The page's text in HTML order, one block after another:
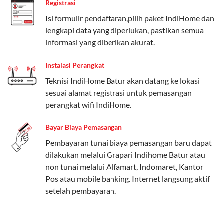
Paket Easy cocok untuk kebutuhan dasar, Paket
Complete untuk yang menginginkan fitur lengkap,
dan Paket Dynamic IP untuk pengguna yang
memprioritaskan kecepatan internet tinggi.
Paket Telkomsel One dengan Kuota Keluarga
Salah satu fitur unggulan Telkomsel One adalah Paket
Kuota Keluarga. Dengan kuota hingga 30 GB, Anda
bisa membagikan internet kepada anggota keluarga
atau teman tanpa perlu khawatir kehabisan kuota.
Berikut adalah detailnya:
Kuota Keluarga 30 GB
Kuota ini dapat digunakan secara bersama-sama oleh
Admin (pelanggan utama) dan anggota yang terdaftar.
Registrasi
Isi formulir pendaftaran,pilih paket IndiHome dan
lengkapi data yang diperlukan, pastikan semua
informasi yang diberikan akurat.
Instalasi Perangkat
Teknisi IndiHome Batur akan datang ke lokasi
sesuai alamat registrasi untuk pemasangan
perangkat wifi IndiHome.
Bayar Biaya Pemasangan
Pembayaran tunai biaya pemasangan baru dapat
dilakukan melalui Grapari Indihome Batur atau
non tunai melalui Alfamart, Indomaret, Kantor
Pos atau mobile banking. Internet langsung aktif
setelah pembayaran.